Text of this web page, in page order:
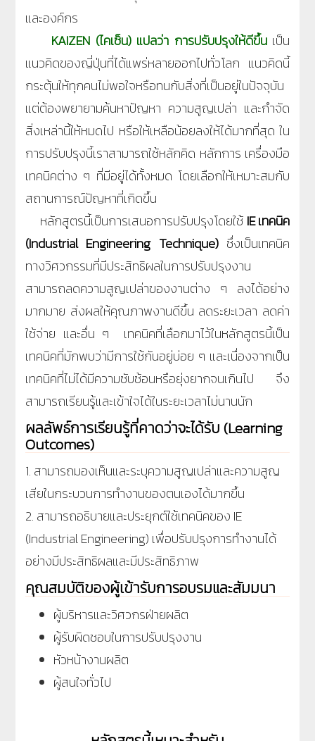
และองค์กร
KAIZEN (ไคเซ็น)แปลว่า การปรับปรุงให้ดีขึ้น เป็น
แนวคิดของญี่ปุ่นที่ได้แพร่หลายออกไปทั่วโลก แนวคิดนี้
กระตุ้นให้ทุกคนไม่พอใจหรือทนกับสิ่งที่เป็นอยู่ในปัจจุบัน
แต่ต้องพยายามค้นหาปัญหา ความสูญเปล่า และกำจัด
สิ่งเหล่านี้ให้หมดไป หรือให้เหลือน้อยลงให้ได้มากที่สุด ใน
การปรับปรุงนี้เราสามารถใช้หลักคิด หลักการ เครื่องมือ
เทคนิคต่าง ๆ ที่มีอยู่ได้ทั้งหมด โดยเลือกให้เหมาะสมกับ
สถานการณ์ปัญหาที่เกิดขึ้น
หลักสูตรนี้เป็นการเสนอการปรับปรุงโดยใช้ IE เทคนิค
(Industrial Engineering Technique)ซึ่งเป็นเทคนิค
ทางวิศวกรรมที่มีประสิทธิผลในการปรับปรุงงาน
สามารถลดความสูญเปล่าของงานต่าง ๆ ลงได้อย่าง
มากมาย ส่งผลให้คุณภาพงานดีขึ้น ลดระยะเวลา ลดค่า
ใช้จ่าย และอื่น ๆ เทคนิคที่เลือกมาไว้ในหลักสูตรนี้เป็น
เทคนิคที่มักพบว่ามีการใช้กันอยู่บ่อย ๆ และเนื่องจากเป็น
เทคนิคที่ไม่ได้มีความซับซ้อนหรือยุ่งยากจนเกินไป จึง
สามารถเรียนรู้และเข้าใจได้ในระยะเวลาไม่นานนัก
ผลลัพธ์การเรียนรู้ที่คาดว่าจะได้รับ (Learning
Outcomes)
1. สามารถมองเห็นและระบุความสูญเปล่าและความสูญ
เสียในกระบวนการทำงานของตนเองได้มากขึ้น
2. สามารถอธิบายและประยุกต์ใช้เทคนิคของ IE
(Industrial Engineering) เพื่อปรับปรุงการทำงานได้
อย่างมีประสิทธิผลและมีประสิทธิภาพ
คุณสมบัติของผู้เข้ารับการอบรมและสัมมนา
ผู้บริหารและวิศวกรฝ่ายผลิต
ผู้รับผิดชอบในการปรับปรุงงาน
หัวหน้างานผลิต
ผู้สนใจทั่วไป